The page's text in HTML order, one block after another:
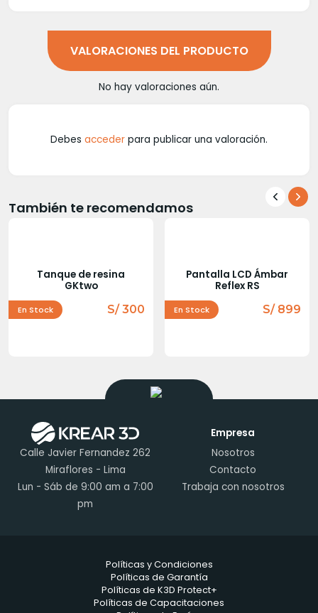
VALORACIONES DEL PRODUCTO
No hay valoraciones aún.
Debes acceder para publicar una valoración.
También te recomendamos
Tanque de resina
GKtwo
En Stock S/ 300
Pantalla LCD Ámbar
Reflex RS
En Stock S/ 899
Calle Javier Fernandez 262
Miraflores - Lima
Lun - Sáb de 9:00 am a 7:00
pm
Empresa
Nosotros
Contacto
Trabaja con nosotros
Políticas y Condiciones
Políticas de Garantía
Políticas de K3D Protect+
Políticas de Capacitaciones